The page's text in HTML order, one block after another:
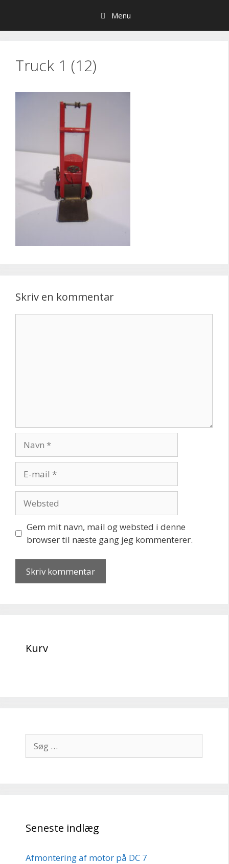
indhold
Menu
Truck 1 (12)
Skriv en kommentar
mail
Gem mit navn, mail og websted i denne
browser til næste gang jeg kommenterer.
Kurv
efter:
Seneste indlæg
Afmontering af motor på DC 7